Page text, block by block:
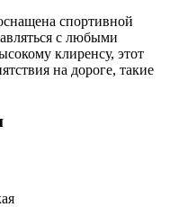
спортивной
с любыми
клиренсу, этот
на дороге, такие